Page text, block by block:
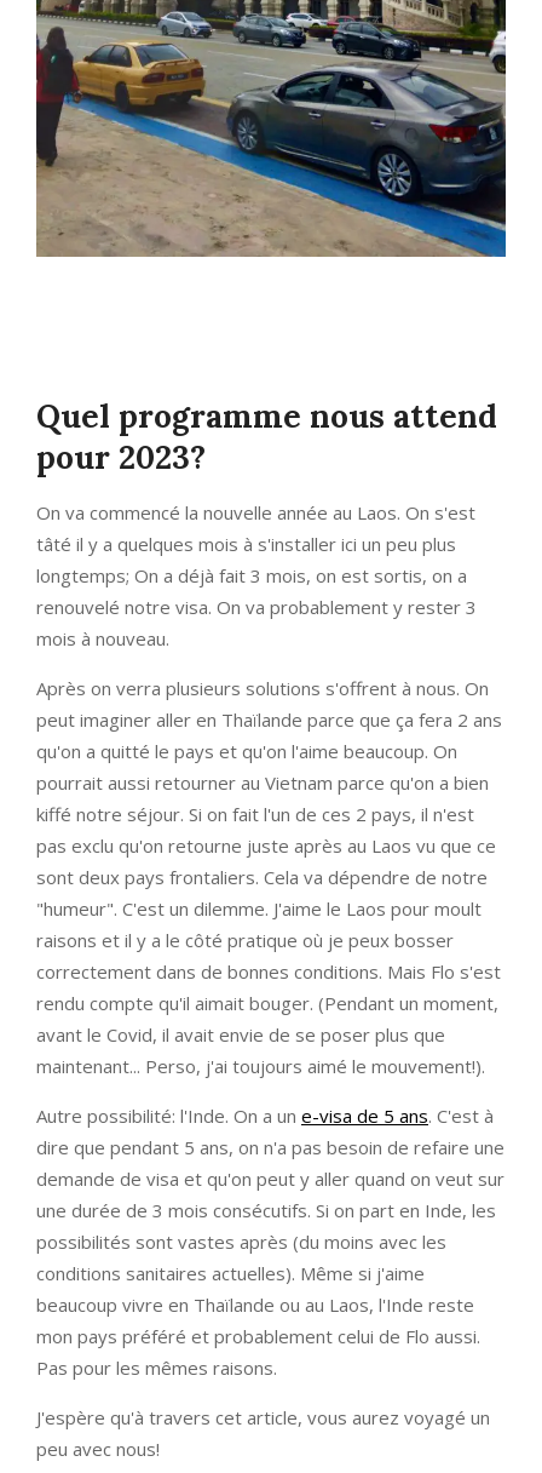
Quel programme nous attend
pour 2023?
On va commencé la nouvelle année au Laos. On s'est
tâté il y a quelques mois à s'installer ici un peu plus
longtemps; On a déjà fait 3 mois, on est sortis, on a
renouvelé notre visa. On va probablement y rester 3
mois à nouveau.
Après on verra plusieurs solutions s'offrent à nous. On
peut imaginer aller en Thaïlande parce que ça fera 2 ans
qu'on a quitté le pays et qu'on l'aime beaucoup. On
pourrait aussi retourner au Vietnam parce qu'on a bien
kiffé notre séjour. Si on fait l'un de ces 2 pays, il n'est
pas exclu qu'on retourne juste après au Laos vu que ce
sont deux pays frontaliers. Cela va dépendre de notre
"humeur". C'est un dilemme. J'aime le Laos pour moult
raisons et il y a le côté pratique où je peux bosser
correctement dans de bonnes conditions. Mais Flo s'est
rendu compte qu'il aimait bouger. (Pendant un moment,
avant le Covid, il avait envie de se poser plus que
maintenant... Perso, j'ai toujours aimé le mouvement!).
Autre possibilité: l'Inde. On a un e-visa de 5 ans. C'est à
dire que pendant 5 ans, on n'a pas besoin de refaire une
demande de visa et qu'on peut y aller quand on veut sur
une durée de 3 mois consécutifs. Si on part en Inde, les
possibilités sont vastes après (du moins avec les
conditions sanitaires actuelles). Même si j'aime
beaucoup vivre en Thaïlande ou au Laos, l'Inde reste
mon pays préféré et probablement celui de Flo aussi.
Pas pour les mêmes raisons.
J'espère qu'à travers cet article, vous aurez voyagé un
peu avec nous!